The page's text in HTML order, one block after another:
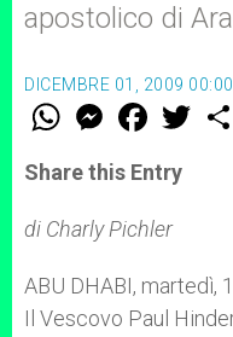
apostolico di
DICEMBRE 01, 2009 00:00
W
t
s
p
p
M
e
s
e
g
e
F
a
e
b
o
k
w
Share this Entry
di Charly Pichler
ABU DHABI, martedì,
Il Vescovo Paul